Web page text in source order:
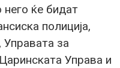
ќе бидат
полиција,
Управата за
Управа и